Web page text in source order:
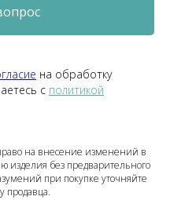
на обработку
c политикой
на внесение изменений в
изделия без предварительного
при покупке уточняйте
продавца.